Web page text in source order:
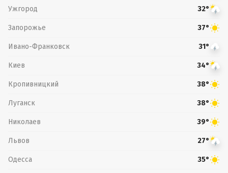
Ужгород 32°
Запорожье 37°
Ивано-Франковск 31°
Киев 34°
Кропивницкий 38°
Луганск 38°
Николаев 39°
Львов 27°
Одесса 35°